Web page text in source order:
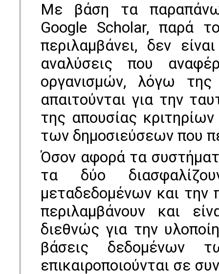
Με βάση τα παραπάνω
Google Scholar, παρά
περιλαμβάνει, δεν
αναλύσεις που
οργανισμών, λόγω
απαιτούνται για την
της απουσίας
των δημοσιεύσεων που
Όσον αφορά τα
τα δύο
μεταδεδομένων και την
περιλαμβάνουν και
διεθνώς για την
βάσεις δεδομένων
επικαιροποιούνται σε